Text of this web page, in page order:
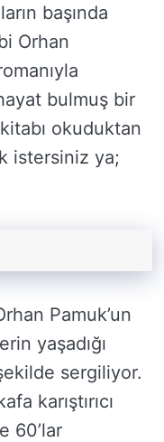
başında
Orhan
bulmuş bir
okuduktan
istersiniz ya;
Pamuk’un
yaşadığı
sergiliyor.
karıştırıcı
60’lar